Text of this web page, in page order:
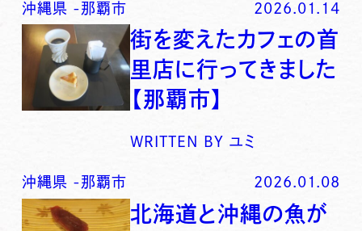
沖縄県 -那覇市 2026.01.14
街を変えたカフェの首
里店に行ってきました
【那覇市】
WRITTEN BY ユミ
沖縄県 -那覇市 2026.01.08
北海道と沖縄の魚が